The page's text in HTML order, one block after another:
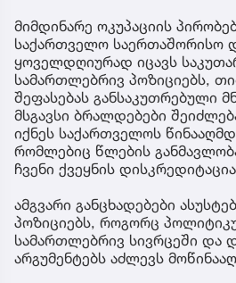
მიმდინარე ოკუპაციის
საქართველო საერთაშორისო
ყოველდღიურად იცავს
სამართლებრივ პოზიციებს,
შეფასებას განსაკუთრებული
მსგავსი ბრალდებები
იქნეს საქართველოს
რომლებიც წლების
ჩვენი ქვეყნის
ამგვარი განცხადებები
პოზიციებს, როგორც
სამართლებრივ სივრცეში და
არგუმენტებს აძლევს